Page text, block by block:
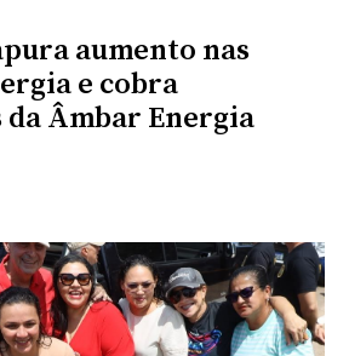
aumento nas
e cobra
Âmbar Energia